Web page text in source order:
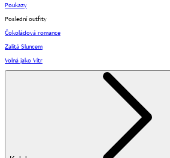
Poukazy
Poslední outfity
Čokoládová romance
Zalitá Sluncem
Volná jako Vítr